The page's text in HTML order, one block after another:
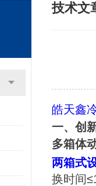
技术文
皓天鑫
一、创
多箱体
两箱式
换时间